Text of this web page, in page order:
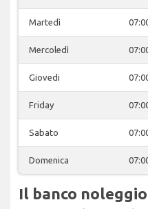
Martedì
Mercoledì
Giovedi
Friday
Sabato
Domenica
Il banco noleggio